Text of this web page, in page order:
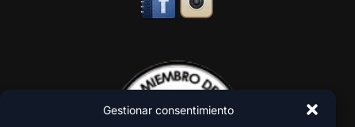
Gestionar consentimiento